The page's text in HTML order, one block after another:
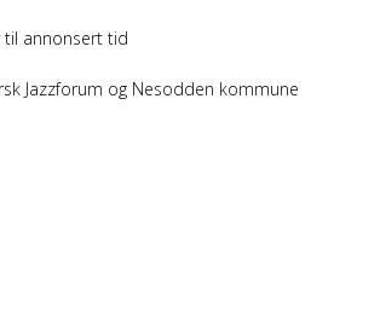
til annonsert tid
Jazzforum og Nesodden kommune